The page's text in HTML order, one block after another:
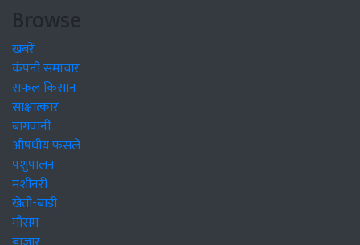
Browse
खबरें
कंपनी समाचार
सफल किसान
साक्षात्कार
बागवानी
औषधीय फसलें
पशुपालन
मशीनरी
खेती-बाड़ी
मौसम